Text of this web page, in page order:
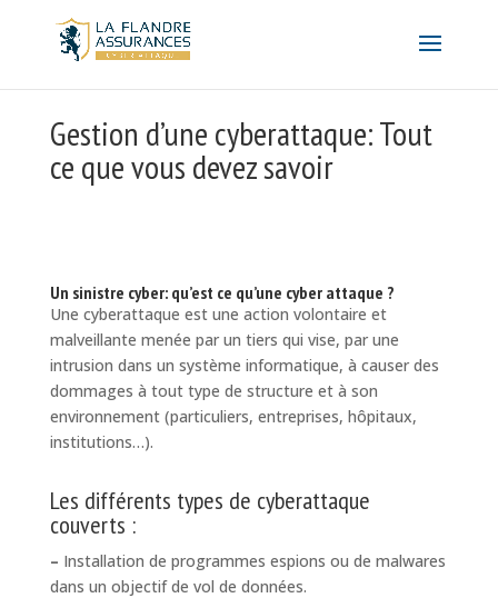
Gestion d’une cyberattaque: Tout
ce que vous devez savoir
Un sinistre cyber: qu’est ce qu’une cyber attaque ?
Une cyberattaque est une action volontaire et
malveillante menée par un tiers qui vise, par une
intrusion dans un système informatique, à causer des
dommages à tout type de structure et à son
environnement (particuliers, entreprises, hôpitaux,
institutions…).
Les différents types de cyberattaque
couverts :
– Installation de programmes espions ou de malwares
dans un objectif de vol de données.